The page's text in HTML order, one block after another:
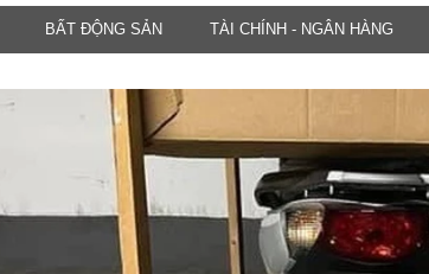
TOÀN CẢNH
Chính sách
Thế giới
PHÁP LUẬT
Góc nhìn luật gia
Hồ sơ điều tra
Tiếng nói công dân
An ninh - Hình sự
BẤT ĐỘNG SẢN TÀI CHÍNH - NGÂN HÀNG